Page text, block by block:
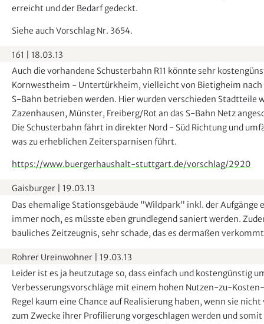
erreicht und der Bedarf gedeckt.
Siehe auch Vorschlag Nr. 3654.
161
18.03.13
Auch die vorhandene Schusterbahn R11 könnte sehr
Kornwestheim - Untertürkheim, vielleicht von Bietigheim nach
S-Bahn betrieben werden. Hier wurden verschieden Stadtteile
Zazenhausen, Münster, Freiberg/Rot an das S-Bahn Netz
Die Schusterbahn fährt in direkter Nord - Süd Richtung und
was zu erheblichen Zeitersparnisen führt.
https://www.buergerhaushalt-stuttgart.de/vorschlag/2920
Gaisburger
19.03.13
Das ehemalige Stationsgebäude "Wildpark" inkl. der Aufgänge
immer noch, es müsste eben grundlegend saniert werden.
bauliches Zeitzeugnis, sehr schade, das es dermaßen
Rohrer Ureinwohner
19.03.13
Leider ist es ja heutzutage so, dass einfach und kostengünstig
Verbesserungsvorschläge mit einem hohen Nutzen-zu-
Regel kaum eine Chance auf Realisierung haben, wenn sie
zum Zwecke ihrer Profilierung vorgeschlagen werden und